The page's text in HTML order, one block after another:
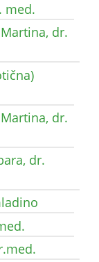
med.
dr.
dr.
dr.